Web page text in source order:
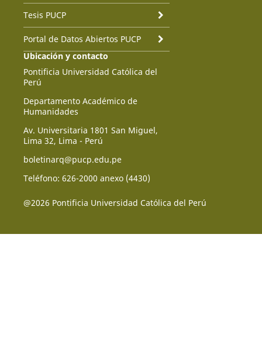
Tesis PUCP
Portal de Datos Abiertos PUCP
Ubicación y contacto
Pontificia Universidad Católica del
Perú
Departamento Académico de
Humanidades
Av. Universitaria 1801 San Miguel,
Lima 32, Lima - Perú
boletinarq@pucp.edu.pe
Teléfono: 626-2000 anexo (4430)
@2026 Pontificia Universidad Católica del Perú